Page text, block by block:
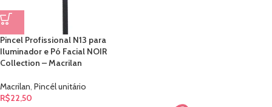
Pincel Profissional N13 para
Iluminador e Pó Facial NOIR
Collection – Macrilan
Macrilan, Pincél unitário
R$22,50